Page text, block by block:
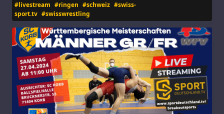
#livestream #ringen #schweiz #swiss-
sport.tv #swisswrestling